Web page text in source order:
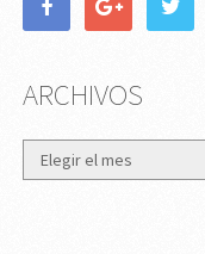
ARCHIVOS
Archivos